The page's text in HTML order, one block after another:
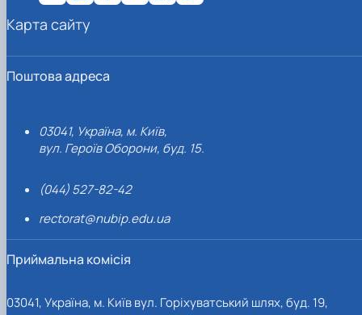
Поштова адреса
03041, Україна, м. Київ,
вул. Героїв Оборони, буд. 15.
(044) 527-82-42
rectorat@nubip.edu.ua
Приймальна комісія
03041, Україна, м. Київ вул. Горіхуватський шлях, буд. 19,
Карта сайту